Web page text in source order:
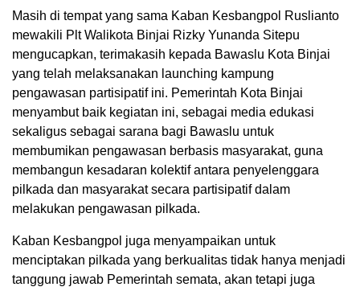
Masih di tempat yang sama Kaban Kesbangpol Ruslianto
mewakili Plt Walikota Binjai Rizky Yunanda Sitepu
mengucapkan, terimakasih kepada Bawaslu Kota Binjai
yang telah melaksanakan launching kampung
pengawasan partisipatif ini. Pemerintah Kota Binjai
menyambut baik kegiatan ini, sebagai media edukasi
sekaligus sebagai sarana bagi Bawaslu untuk
membumikan pengawasan berbasis masyarakat, guna
membangun kesadaran kolektif antara penyelenggara
pilkada dan masyarakat secara partisipatif dalam
melakukan pengawasan pilkada.
Kaban Kesbangpol juga menyampaikan untuk
menciptakan pilkada yang berkualitas tidak hanya menjadi
tanggung jawab Pemerintah semata, akan tetapi juga